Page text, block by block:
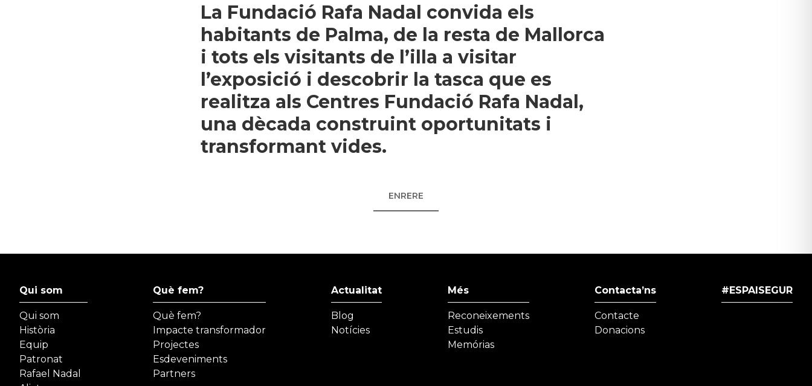
La Fundació Rafa Nadal convida els
habitants de Palma, de la resta de Mallorca
i tots els visitants de l’illa a visitar
l’exposició i descobrir la tasca que es
realitza als Centres Fundació Rafa Nadal,
una dècada construint oportunitats i
transformant vides.
ENRERE
Qui som
Qui som
Història
Equip
Patronat
Rafael Nadal
Què fem?
Què fem?
Impacte transformador
Projectes
Esdeveniments
Partners
Actualitat
Blog
Notícies
Més
Reconeixements
Estudis
Memórias
Contacta’ns
Contacte
Donacions
#ESPAISEGUR